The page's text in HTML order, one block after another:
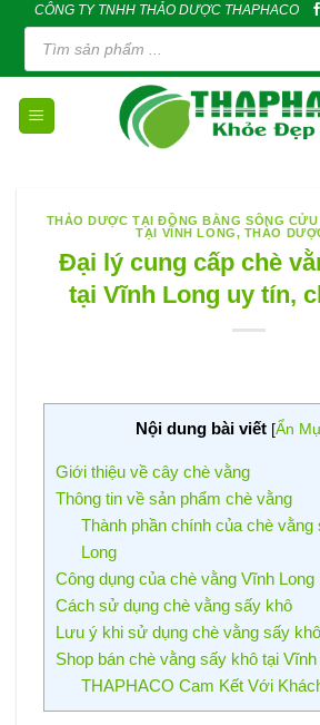
content
CÔNG TY TNHH THẢO DƯỢC THAPHACO
Tìm
kiếm
phẩm
THẢO DƯỢC TẠI ĐỒNG BẰNG SÔNG
TẠI VĨNH LONG, THẢO
Đại lý cung cấp chè
tại Vĩnh Long uy tín,
Nội dung bài viết [Ẩn
Giới thiệu về cây chè vằng
Thông tin về sản phẩm chè vằng
Thành phần chính của chè vằng
Long
Công dụng của chè vằng Vĩnh Long
Cách sử dụng chè vằng sấy khô
Lưu ý khi sử dụng chè vằng sấy khô
Shop bán chè vằng sấy khô tại Vĩnh
THAPHACO Cam Kết Với